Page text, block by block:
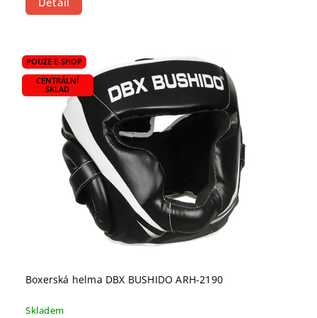
POUZE E-SHOP
CENTRÁLNÍ
SKLAD
Boxerská helma DBX BUSHIDO ARH-2190
Skladem